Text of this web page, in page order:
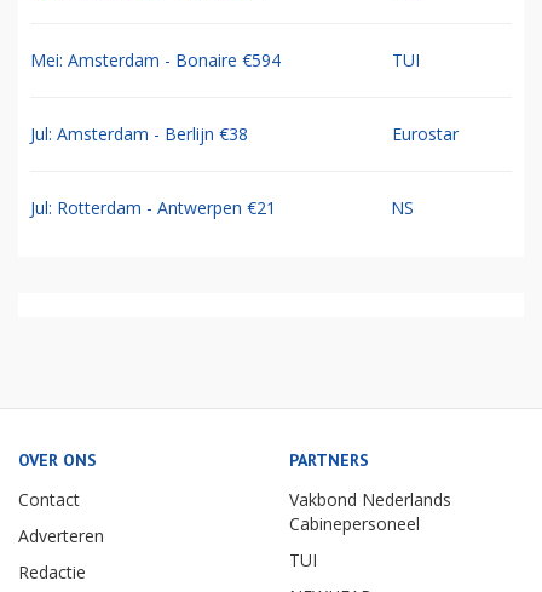
Mei: Amsterdam - Bonaire €594 TUI
Jul: Amsterdam - Berlijn €38 Eurostar
Jul: Rotterdam - Antwerpen €21 NS
OVER ONS
Contact
Adverteren
Redactie
PARTNERS
Vakbond Nederlands
Cabinepersoneel
TUI